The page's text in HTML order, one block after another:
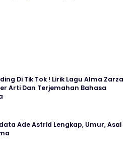
Di Tik Tok ! Lirik Lagu Alma Zarza
Arti Dan Terjemahan Bahasa
Ade Astrid Lengkap, Umur, Asal